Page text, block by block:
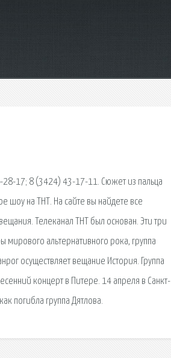
17; 8 (3424) 43-17-11. Сюжет из пальца
шоу на ТНТ. На сайте вы найдете все
Телеканал ТНТ был основан. Эти три
мирового альтернативного рока, группа
осуществляет вещание История. Группа
концерт в Питере. 14 апреля в Санкт-
погибла группа Дятлова.